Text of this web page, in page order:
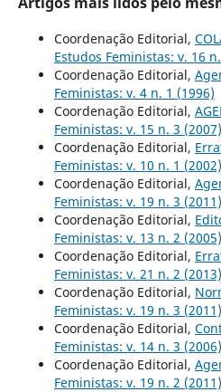
Coordenação Editorial,
Estudos Feministas: v. 16
Coordenação Editorial,
Feministas: v. 4 n. 1 (1996)
Coordenação Editorial,
Feministas: v. 15 n. 3 (2007)
Coordenação Editorial,
Feministas: v. 10 n. 1 (2002)
Coordenação Editorial,
Feministas: v. 19 n. 3 (2011)
Coordenação Editorial,
Feministas: v. 13 n. 2 (2005)
Coordenação Editorial,
Feministas: v. 21 n. 2 (2013)
Coordenação Editorial,
Feministas: v. 19 n. 3 (2011)
Coordenação Editorial,
Feministas: v. 14 n. 3 (2006)
Coordenação Editorial,
Feministas: v. 19 n. 2 (2011)